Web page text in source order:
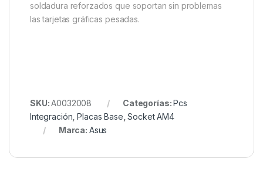
soldadura reforzados que soportan sin problemas
las tarjetas gráficas pesadas.
SKU:A0032008 Categorías:Pcs
Integración ,Placas Base ,Socket AM4
Marca: Asus